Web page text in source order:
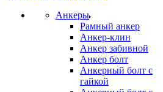
Анкеры
Рамный анкер
Анкер-клин
Анкер забивной
Анкер болт
Анкерный болт с
гайкой